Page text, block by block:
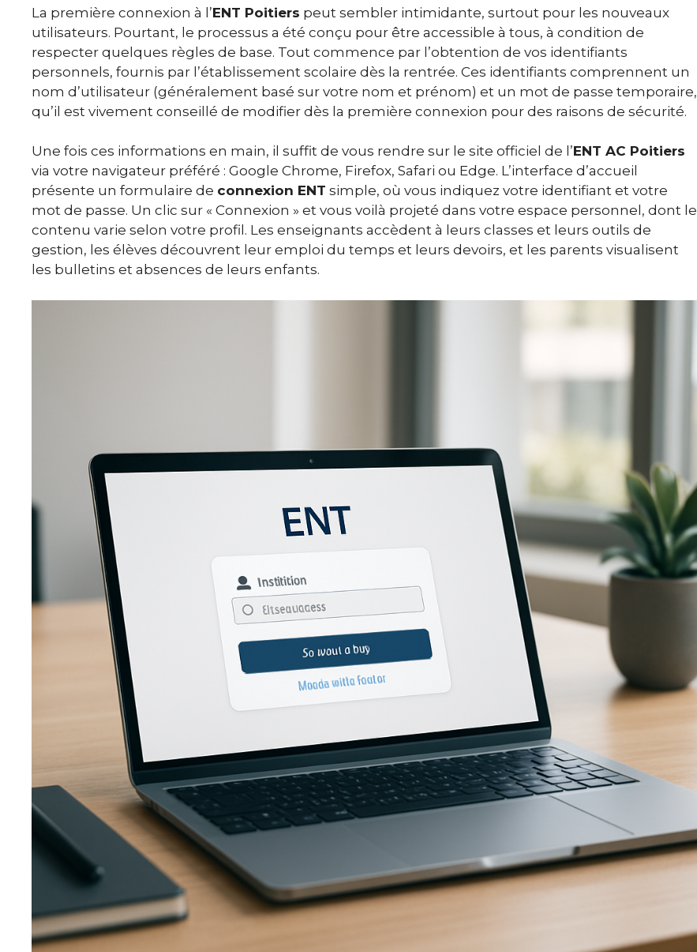
La première connexion à l’ENT Poitiers peut sembler intimidante, surtout pour les nouveaux
utilisateurs. Pourtant, le processus a été conçu pour être accessible à tous, à condition de
respecter quelques règles de base. Tout commence par l’obtention de vos identifiants
personnels, fournis par l’établissement scolaire dès la rentrée. Ces identifiants comprennent un
nom d’utilisateur (généralement basé sur votre nom et prénom) et un mot de passe temporaire,
qu’il est vivement conseillé de modifier dès la première connexion pour des raisons de sécurité.
Une fois ces informations en main, il suffit de vous rendre sur le site officiel de l’ENT AC Poitiers
via votre navigateur préféré : Google Chrome, Firefox, Safari ou Edge. L’interface d’accueil
présente un formulaire de connexion ENT simple, où vous indiquez votre identifiant et votre
mot de passe. Un clic sur « Connexion » et vous voilà projeté dans votre espace personnel, dont le
contenu varie selon votre profil. Les enseignants accèdent à leurs classes et leurs outils de
gestion, les élèves découvrent leur emploi du temps et leurs devoirs, et les parents visualisent
les bulletins et absences de leurs enfants.